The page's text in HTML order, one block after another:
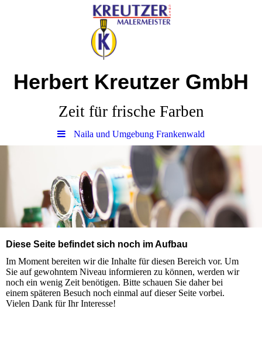
Herbert Kreutzer GmbH
Zeit für frische Farben
Naila und Umgebung Frankenwald
Diese Seite befindet sich noch im Aufbau
Im Moment bereiten wir die Inhalte für diesen Bereich vor. Um
Sie auf gewohntem Niveau informieren zu können, werden wir
noch ein wenig Zeit benötigen. Bitte schauen Sie daher bei
einem späteren Besuch noch einmal auf dieser Seite vorbei.
Vielen Dank für Ihr Interesse!